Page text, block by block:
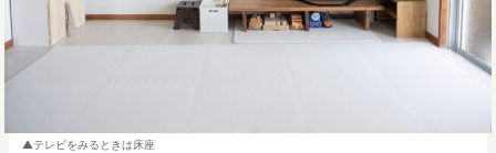
テレビをみるときは床座